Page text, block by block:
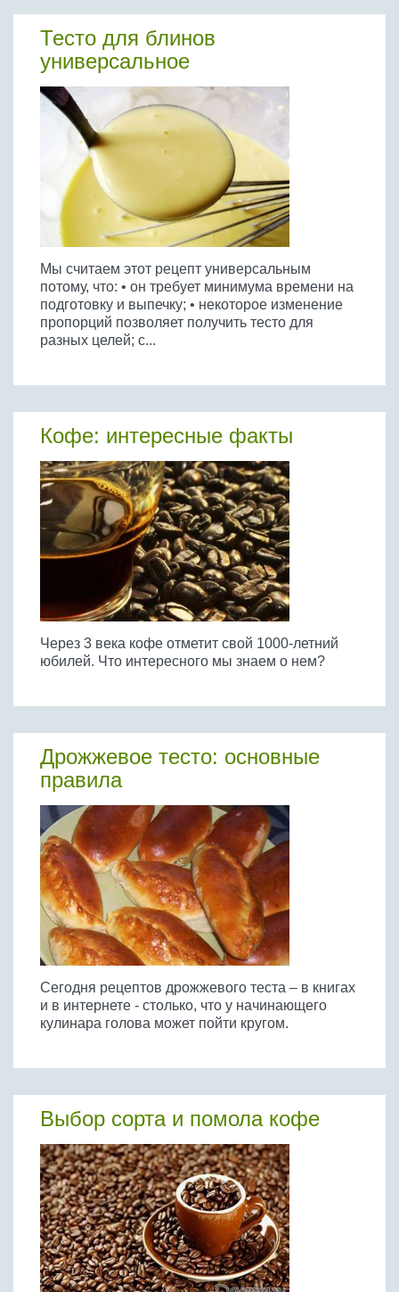
Тесто для блинов
универсальное
Мы считаем этот рецепт универсальным
потому, что: • он требует минимума времени на
подготовку и выпечку; • некоторое изменение
пропорций позволяет получить тесто для
разных целей; с...
Кофе: интересные факты
Через 3 века кофе отметит свой 1000-летний
юбилей. Что интересного мы знаем о нем?
Дрожжевое тесто: основные
правила
Сегодня рецептов дрожжевого теста – в книгах
и в интернете - столько, что у начинающего
кулинара голова может пойти кругом.
Выбор сорта и помола кофе